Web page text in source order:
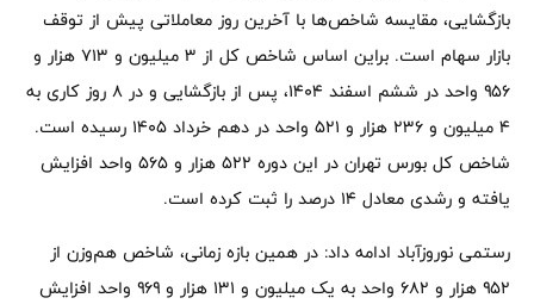
بازگشایی، مقایسه شاخص‌ها با آخرین روز معاملاتی پیش از توقف
بازار سهام است. براین اساس شاخص کل از ۳ میلیون و ۷۱۳ هزار و
۹۵۶ واحد در ششم اسفند ۱۴۰۴، پس از بازگشایی و در ۸ روز کاری به
۴ میلیون و ۲۳۶ هزار و ۵۲۱ واحد در دهم خرداد ۱۴۰۵ رسیده است.
شاخص کل بورس تهران در این دوره ۵۲۲ هزار و ۵۶۵ واحد افزایش
یافته و رشدی معادل ۱۴ درصد را ثبت کرده است.
رستمی نوروزآباد ادامه داد: در همین بازه زمانی، شاخص هم‌وزن از
۹۵۲ هزار و ۶۸۲ واحد به یک میلیون و ۱۳۱ هزار و ۹۶۹ واحد افزایش